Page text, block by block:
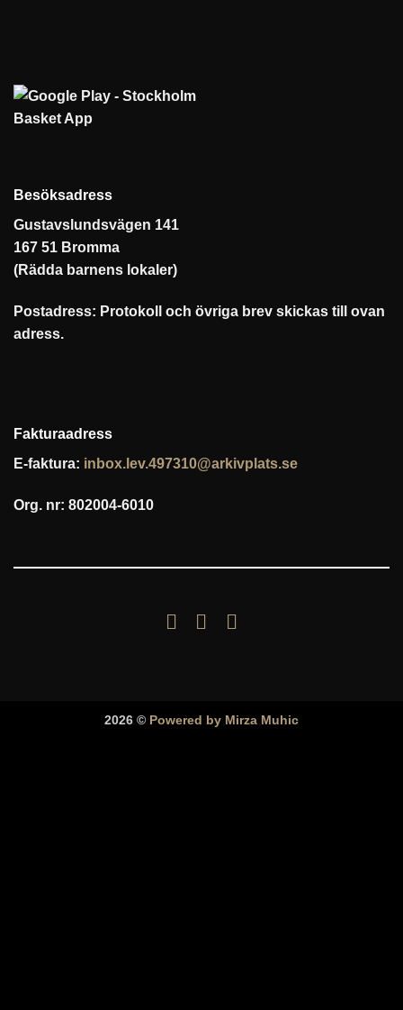
Besöksadress
Gustavslundsvägen 141
167 51 Bromma
(Rädda barnens lokaler)
Postadress: Protokoll och övriga brev skickas till ovan
adress.
Fakturaadress
E-faktura: inbox.lev.497310@arkivplats.se
Org. nr: 802004-6010
2026 © Powered by Mirza Muhic